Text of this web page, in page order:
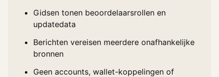
Gidsen tonen beoordelaarsrollen en
updatedata
Berichten vereisen meerdere onafhankelijke
bronnen
Geen accounts, wallet-koppelingen of